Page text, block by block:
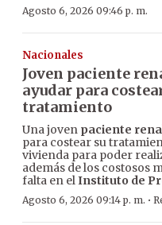
Agosto 6, 2026 09:46 p. m.
Nacionales
Joven paciente
ayudar para
tratamiento
Una joven paciente
para costear su
vivienda para poder
además de los costosos
falta en elInstituto de
Agosto 6, 2026 09:14 p. m. ·